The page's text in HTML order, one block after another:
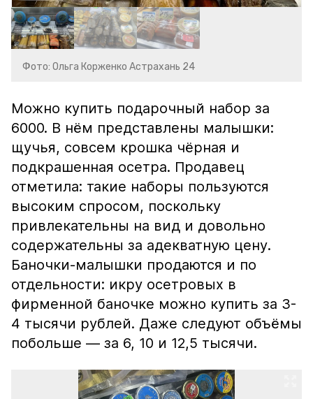
Фото: Ольга Корженко Астрахань 24
Можно купить подарочный набор за
6000. В нём представлены малышки:
щучья, совсем крошка чёрная и
подкрашенная осетра. Продавец
отметила: такие наборы пользуются
высоким спросом, поскольку
привлекательны на вид и довольно
содержательны за адекватную цену.
Баночки-малышки продаются и по
отдельности: икру осетровых в
фирменной баночке можно купить за 3-
4 тысячи рублей. Даже следуют объёмы
побольше — за 6, 10 и 12,5 тысячи.